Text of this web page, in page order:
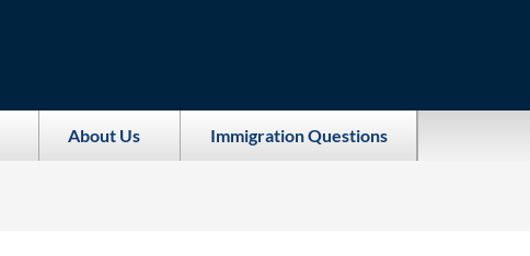
About Us Immigration Questions